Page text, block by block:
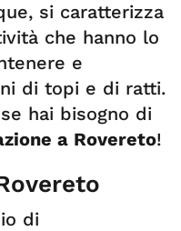
si caratterizza
che hanno lo
e
di topi e di ratti.
hai bisogno di
a Rovereto!
di